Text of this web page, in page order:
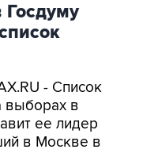
- Список
выборах в
ее лидер
в Москве в